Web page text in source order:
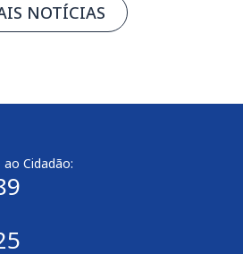
NOTÍCIAS
Cidadão: